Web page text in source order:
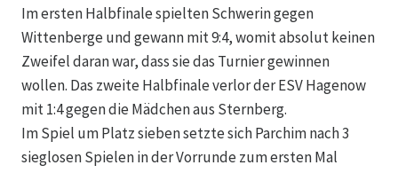
Im ersten Halbfinale spielten Schwerin gegen
Wittenberge und gewann mit 9:4, womit absolut keinen
Zweifel daran war, dass sie das Turnier gewinnen
wollen. Das zweite Halbfinale verlor der ESV Hagenow
mit 1:4 gegen die Mädchen aus Sternberg.
Im Spiel um Platz sieben setzte sich Parchim nach 3
sieglosen Spielen in der Vorrunde zum ersten Mal